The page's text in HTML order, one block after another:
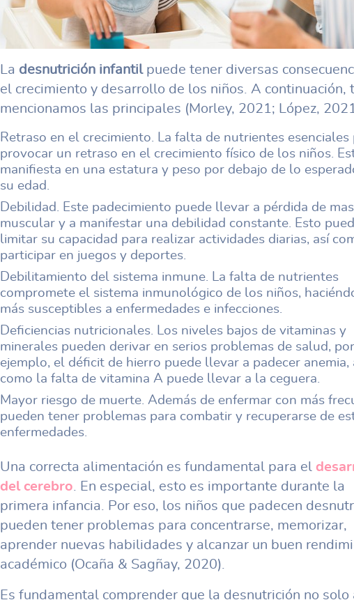
La desnutrición infantilpuede tener diversas
el crecimiento y desarrollo de los niños. A continuación,
mencionamos las principales (Morley, 2021; López,
Retraso en el crecimiento. La falta de nutrientes esenciales
provocar un retraso en el crecimiento físico de los niños.
manifiesta en una estatura y peso por debajo de lo
su edad.
Debilidad. Este padecimiento puede llevar a pérdida de
muscular y a manifestar una debilidad constante. Esto
limitar su capacidad para realizar actividades diarias, así
participar en juegos y deportes.
Debilitamiento del sistema inmune. La falta de nutrientes
compromete el sistema inmunológico de los niños,
más susceptibles a enfermedades e infecciones.
Deficiencias nutricionales. Los niveles bajos de vitaminas y
minerales pueden derivar en serios problemas de salud, por
ejemplo, el déficit de hierro puede llevar a padecer anemia,
como la falta de vitamina A puede llevar a la ceguera.
Mayor riesgo de muerte. Además de enfermar con más
pueden tener problemas para combatir y recuperarse de
enfermedades.
Una correcta alimentación es fundamental para el
del cerebro. En especial, esto es importante durante la
primera infancia. Por eso, los niños que padecen
pueden tener problemas para concentrarse, memorizar,
aprender nuevas habilidades y alcanzar un buen
académico (Ocaña & Sagñay, 2020).
Es fundamental comprender que la desnutrición no solo